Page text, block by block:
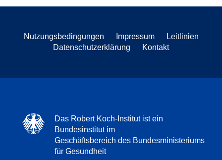
Nutzungsbedingungen Impressum
Leitlinien
Datenschutzerklärung
Kontakt
Das Robert Koch-Institut ist ein
Bundesinstitut im
Geschäftsbereich des Bundesministeriums
für Gesundheit